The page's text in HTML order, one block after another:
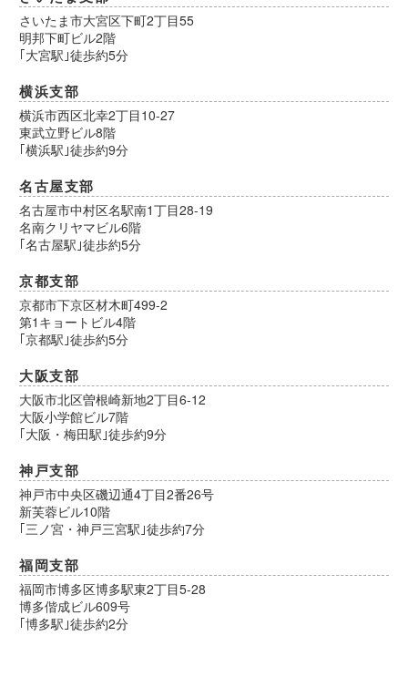
さいたま市大宮区下町2丁目55
明邦下町ビル2階
｢大宮駅｣徒歩約5分
横浜支部
横浜市西区北幸2丁目10-27
東武立野ビル8階
｢横浜駅｣徒歩約9分
名古屋支部
名古屋市中村区名駅南1丁目28-19
名南クリヤマビル6階
｢名古屋駅｣徒歩約5分
京都支部
京都市下京区材木町499-2
第1キョートビル4階
｢京都駅｣徒歩約5分
大阪支部
大阪市北区曽根崎新地2丁目6-12
大阪小学館ビル7階
｢大阪・梅田駅｣徒歩約9分
神戸支部
神戸市中央区磯辺通4丁目2番26号
新芙蓉ビル10階
｢三ノ宮・神戸三宮駅｣徒歩約7分
福岡支部
福岡市博多区博多駅東2丁目5-28
博多偕成ビル609号
｢博多駅｣徒歩約2分